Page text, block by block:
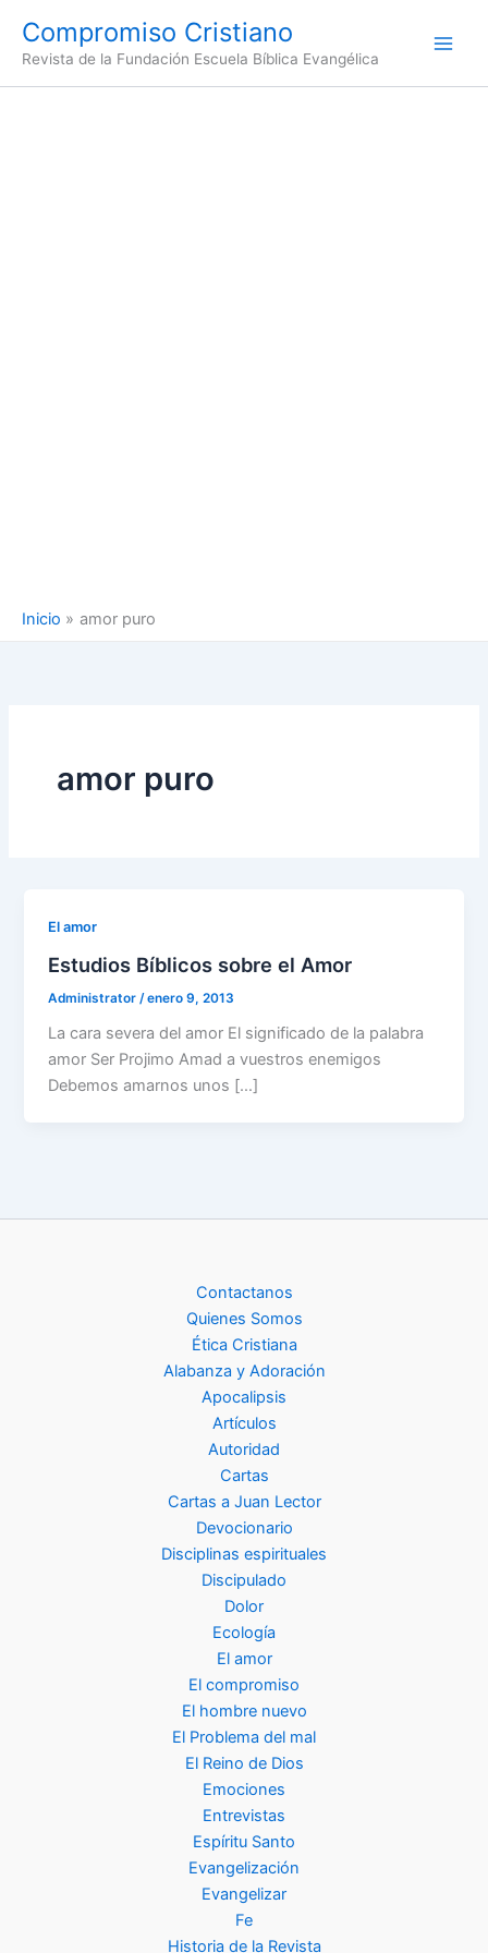
contenido
Compromiso Cristiano
Revista de la Fundación Escuela Bíblica Evangélica
Inicio amor puro
amor puro
El amor
Estudios Bíblicos sobre el Amor
Administrator /enero 9, 2013
La cara severa del amor El significado de la palabra
amor Ser Projimo Amad a vuestros enemigos
Debemos amarnos unos […]
Contactanos
Quienes Somos
Ética Cristiana
Alabanza y Adoración
Apocalipsis
Artículos
Autoridad
Cartas
Cartas a Juan Lector
Devocionario
Disciplinas espirituales
Discipulado
Dolor
Ecología
El amor
El compromiso
El hombre nuevo
El Problema del mal
El Reino de Dios
Emociones
Entrevistas
Espíritu Santo
Evangelización
Evangelizar
Fe
Historia de la Revista